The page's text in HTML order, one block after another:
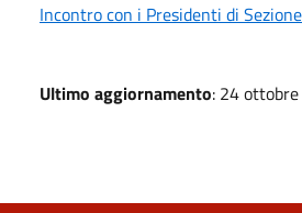
Incontro con i Presidenti di Sezione
Ultimo aggiornamento: 24